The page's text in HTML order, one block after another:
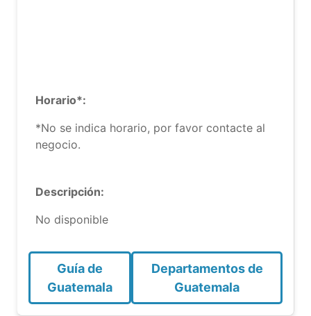
Horario*:
*No se indica horario, por favor contacte al
negocio.
Descripción:
No disponible
Guía de
Guatemala
Departamentos de
Guatemala